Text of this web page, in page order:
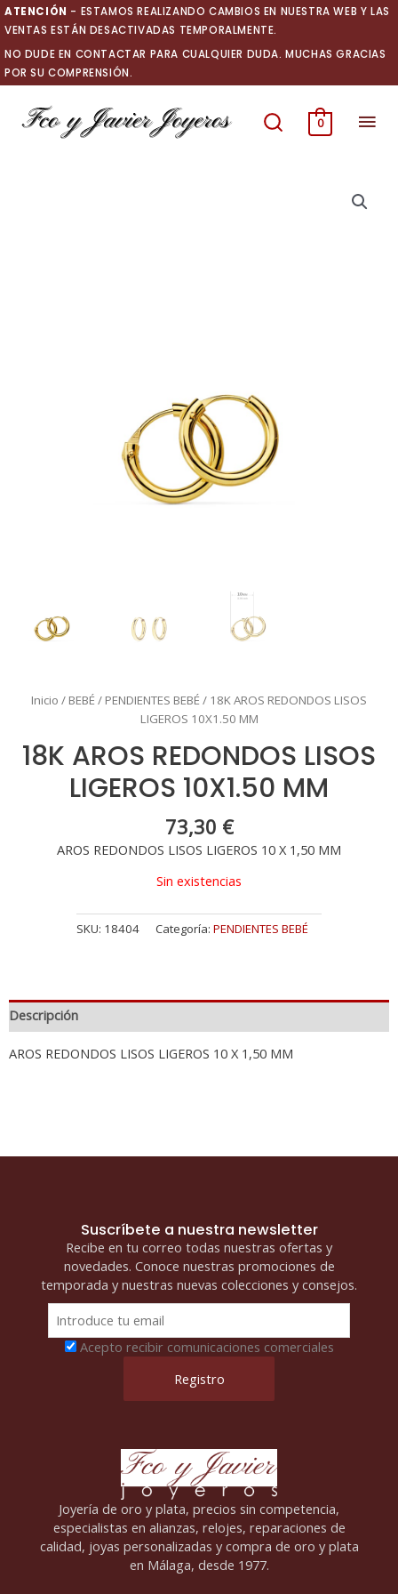
Ir
al
contenido
ATENCIÓN - ESTAMOS REALIZANDO CAMBIOS EN NUESTRA WEB Y LAS
VENTAS ESTÁN DESACTIVADAS TEMPORALMENTE.
NO DUDE EN CONTACTAR PARA CUALQUIER DUDA. MUCHAS GRACIAS
POR SU COMPRENSIÓN.
0
Inicio / BEBÉ / PENDIENTES BEBÉ / 18K AROS REDONDOS LISOS
LIGEROS 10X1.50 MM
18K AROS REDONDOS LISOS
LIGEROS 10X1.50 MM
73,30 €
AROS REDONDOS LISOS LIGEROS 10 X 1,50 MM
Sin existencias
SKU: 18404 Categoría: PENDIENTES BEBÉ
Descripción
AROS REDONDOS LISOS LIGEROS 10 X 1,50 MM
Suscríbete a nuestra newsletter
Recibe en tu correo todas nuestras ofertas y
novedades. Conoce nuestras promociones de
temporada y nuestras nuevas colecciones y consejos.
Acepto recibir comunicaciones comerciales
Joyería de oro y plata, precios sin competencia,
especialistas en alianzas, relojes, reparaciones de
calidad, joyas personalizadas y compra de oro y plata
en Málaga, desde 1977.